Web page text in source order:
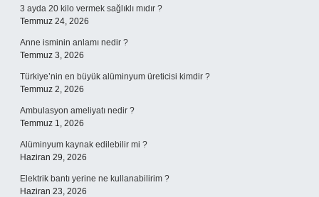
3 ayda 20 kilo vermek sağlıklı mıdır ?
Temmuz 24, 2026
Anne isminin anlamı nedir ?
Temmuz 3, 2026
Türkiye’nin en büyük alüminyum üreticisi kimdir ?
Temmuz 2, 2026
Ambulasyon ameliyatı nedir ?
Temmuz 1, 2026
Alüminyum kaynak edilebilir mi ?
Haziran 29, 2026
Elektrik bantı yerine ne kullanabilirim ?
Haziran 23, 2026